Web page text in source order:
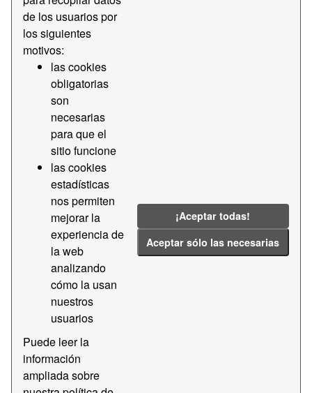
de los usuarios por
los siguientes
motivos:
las cookies
obligatorias
son
necesarias
para que el
sitio funcione
las cookies
estadísticas
nos permiten
mejorar la
experiencia de
la web
analizando
cómo la usan
nuestros
usuarios
Puede leer la
información
ampliada sobre
¡Aceptar todas!
Aceptar sólo las necesarias
Memoria estadística del Puerto de Barcelona. Estado
financiero 2012. Cuenta de pérdidas y ganancias en
miles de...
financiación. Miles de euros
Memoria estadística del Puerto de Barcelona. Estado
financiero 2012. Cuadro de financiación en miles de
euros
Balance Barcelona
Estado
Fiscal
Ganancias
Pérdidas
Additional Info
Field
Last Updated
Created
Frecuencia
Tiempo